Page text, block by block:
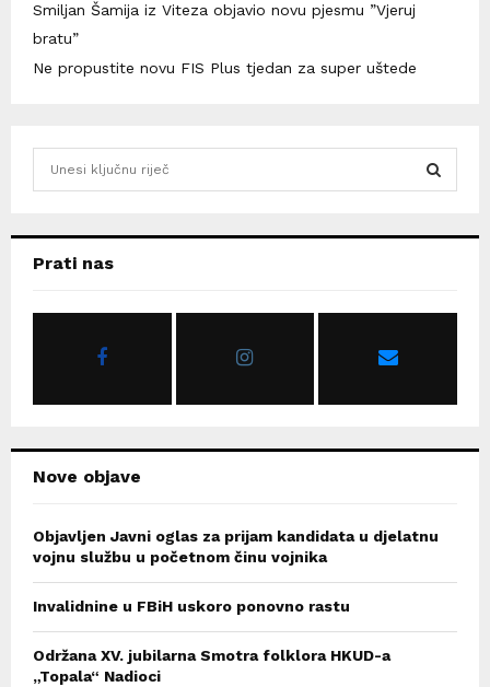
Smiljan Šamija iz Viteza objavio novu pjesmu ”Vjeruj
bratu”
Ne propustite novu FIS Plus tjedan za super uštede
hPrati nas
Nove objave
Objavljen Javni oglas za prijam kandidata u djelatnu
vojnu službu u početnom činu vojnika
Invalidnine u FBiH uskoro ponovno rastu
Održana XV. jubilarna Smotra folklora HKUD-a
„Topala“ Nadioci